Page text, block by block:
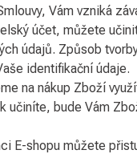
Vám vzniká
účet, můžete
údajů. Způsob
identifikační údaje.
na nákup Zboží
učiníte, bude Vám
E-shopu můžete